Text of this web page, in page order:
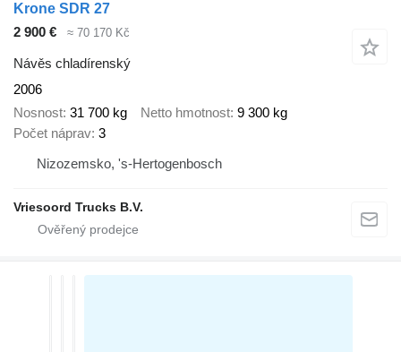
Krone SDR 27
2 900 €
≈ 70 170 Kč
Návěs chladírenský
2006
Nosnost 31 700 kg Netto hmotnost 9 300 kg
Počet náprav 3
Nizozemsko, 's-Hertogenbosch
Vriesoord Trucks B.V.